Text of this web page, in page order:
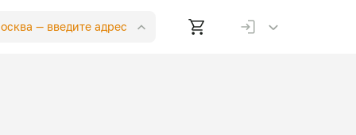
— введите адрес